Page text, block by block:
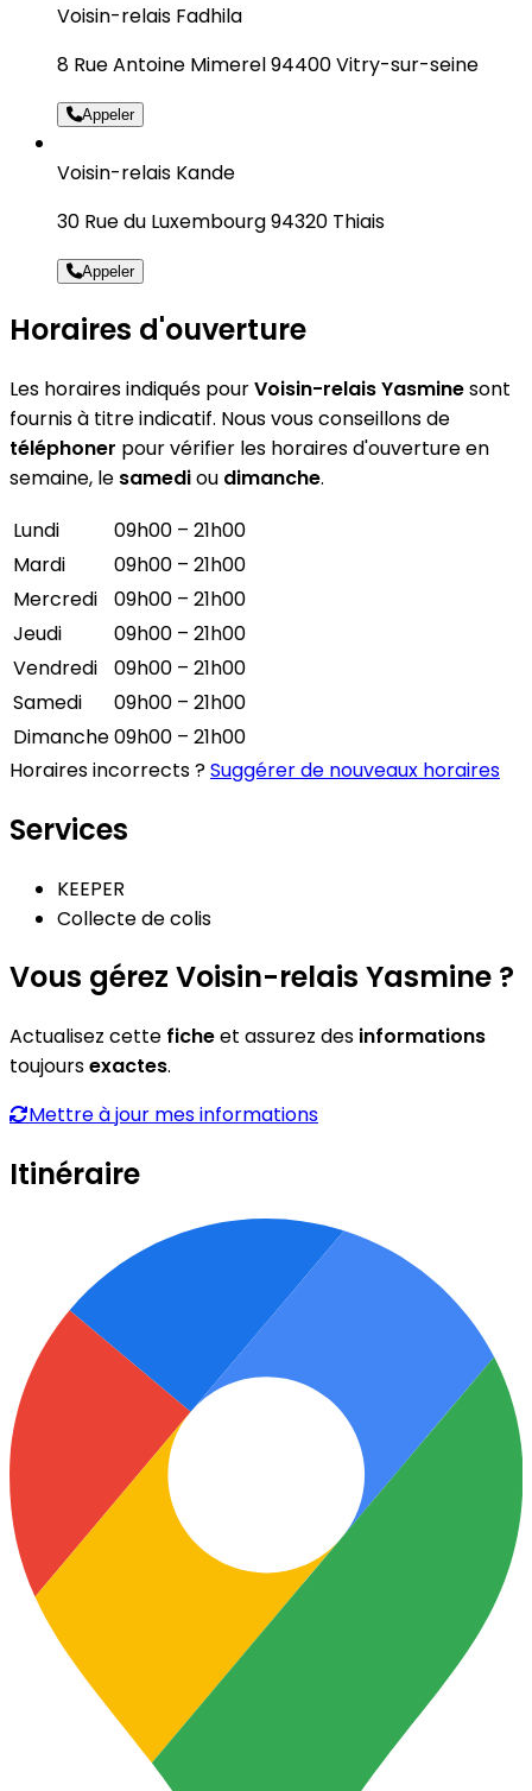
Voisin-relais Fadhila
8 Rue Antoine Mimerel 94400 Vitry-sur-seine
Appeler
Voisin-relais Kande
30 Rue du Luxembourg 94320 Thiais
Appeler
Horaires d'ouverture
Les horaires indiqués pourVoisin-relais Yasminesont
fournis à titre indicatif. Nous vous conseillons de
téléphoner pour vérifier les horaires d'ouverture en
semaine, le samediou dimanche.
Lundi
09h00 – 21h00
Mardi
09h00 – 21h00
Mercredi
09h00 – 21h00
Jeudi
09h00 – 21h00
Vendredi
09h00 – 21h00
Samedi
09h00 – 21h00
Dimanche09h00 – 21h00
Horaires incorrects ?Suggérer de nouveaux horaires
Services
KEEPER
Collecte de colis
Vous gérez Voisin-relais Yasmine ?
Actualisez cette ficheet assurez des informations
toujoursexactes.
Mettre à jour mes informations
Itinéraire